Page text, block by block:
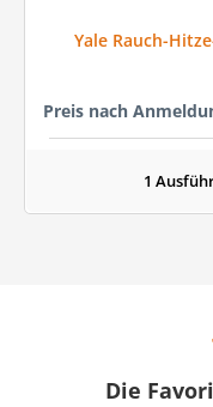
Yale Rauch-
Preis nach
1
Die